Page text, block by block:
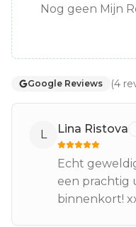
Nog geen Mijn
Google Reviews (4
L Lina Ristova
Echt
een prachtig
binnenkort!